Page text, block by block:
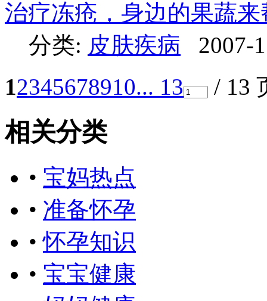
治疗冻疮，身边的果蔬来
分类: 皮肤疾病
2007-
12345678910... 13 / 13
相关分类
• 宝妈热点
• 准备怀孕
•怀孕知识
• 宝宝健康